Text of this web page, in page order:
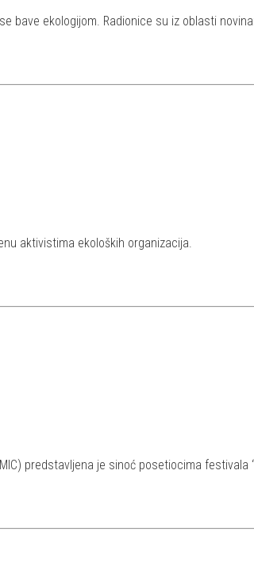
bave ekologijom. Radionice su iz oblasti
aktivistima ekoloških organizacija.
predstavljena je sinoć posetiocima festivala